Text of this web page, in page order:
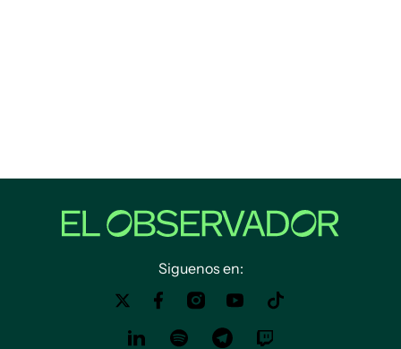
Siguenos en: